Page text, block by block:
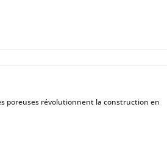
poreuses révolutionnent la construction en